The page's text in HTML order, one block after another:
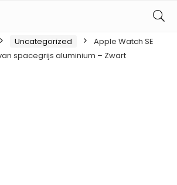
Uncategorized
Apple Watch SE
spacegrijs aluminium – Zwart